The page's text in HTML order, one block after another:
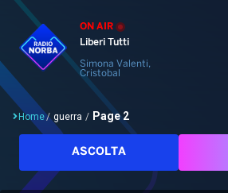
ON AIR
Liberi Tutti
Simona Valenti,
Cristobal
Home/ guerra / Page 2
ASCOLTA